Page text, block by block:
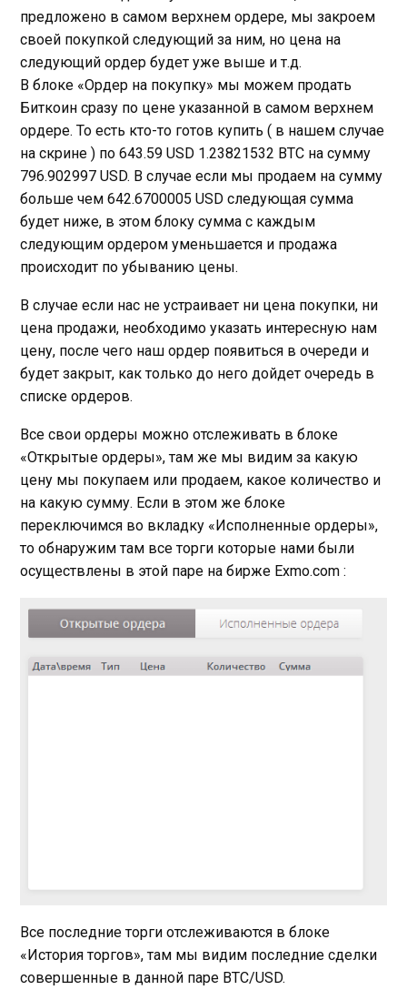
предложено в самом верхнем ордере, мы закроем
своей покупкой следующий за ним, но цена на
следующий ордер будет уже выше и т.д.
В блоке «Ордер на покупку» мы можем продать
Биткоин сразу по цене указанной в самом верхнем
ордере. То есть кто-то готов купить ( в нашем случае
на скрине ) по 643.59 USD 1.23821532 BTC на сумму
796.902997 USD. В случае если мы продаем на сумму
больше чем 642.6700005 USD следующая сумма
будет ниже, в этом блоку сумма с каждым
следующим ордером уменьшается и продажа
происходит по убыванию цены.
В случае если нас не устраивает ни цена покупки, ни
цена продажи, необходимо указать интересную нам
цену, после чего наш ордер появиться в очереди и
будет закрыт, как только до него дойдет очередь в
списке ордеров.
Все свои ордеры можно отслеживать в блоке
«Открытые ордеры», там же мы видим за какую
цену мы покупаем или продаем, какое количество и
на какую сумму. Если в этом же блоке
переключимся во вкладку «Исполненные ордеры»,
то обнаружим там все торги которые нами были
осуществлены в этой паре на бирже Exmo.com :
Все последние торги отслеживаются в блоке
«История торгов», там мы видим последние сделки
совершенные в данной паре BTC/USD.